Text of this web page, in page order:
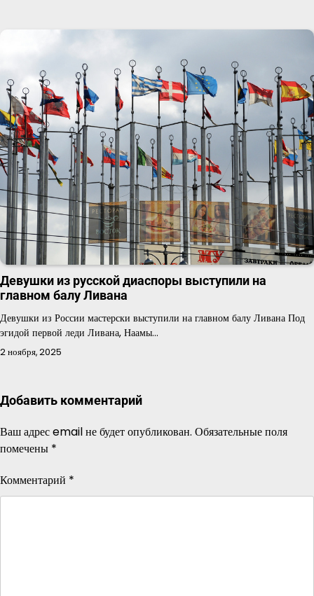
Девушки из русской диаспоры выступили на
главном балу Ливана
Девушки из России мастерски выступили на главном балу Ливана Под
эгидой первой леди Ливана, Наамы…
2 ноября, 2025
Добавить комментарий
Ваш адрес email не будет опубликован. Обязательные поля
помечены *
Комментарий *